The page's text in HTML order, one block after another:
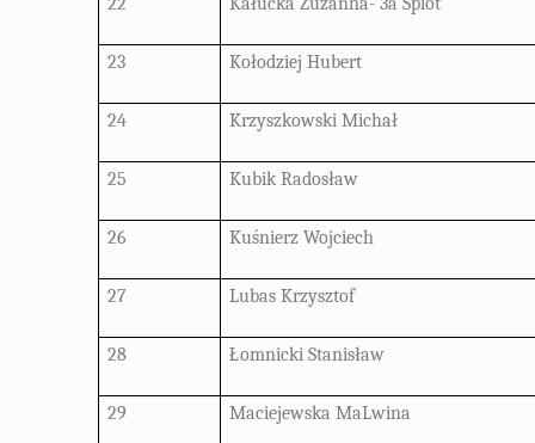
23 Kołodziej Hubert
24 Krzyszkowski Michał
25 Kubik Radosław
26 Kuśnierz Wojciech
27 Lubas Krzysztof
28 Łomnicki Stanisław
29 Maciejewska MaLwina